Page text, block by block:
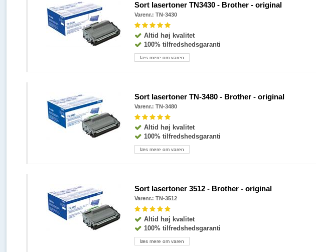
Sort lasertoner TN3430 - Brother - original
Varenr.: TN-3430
Altid høj kvalitet
100% tilfredshedsgaranti
læs mere om varen
Sort lasertoner TN-3480 - Brother - original
Varenr.: TN-3480
Altid høj kvalitet
100% tilfredshedsgaranti
læs mere om varen
Sort lasertoner 3512 - Brother - original
Varenr.: TN-3512
Altid høj kvalitet
100% tilfredshedsgaranti
læs mere om varen